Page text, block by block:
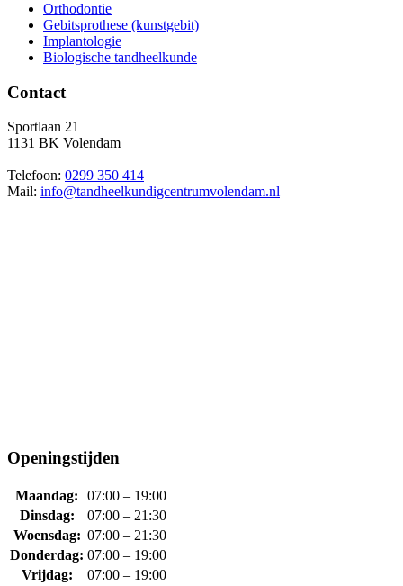
Orthodontie
Gebitsprothese (kunstgebit)
Implantologie
Biologische tandheelkunde
Contact
Sportlaan 21
1131 BK Volendam
Telefoon: 0299 350 414
Mail: info@tandheelkundigcentrumvolendam.nl
Openingstijden
Maandag:
07:00 – 19:00
Dinsdag:
07:00 – 21:30
Woensdag: 07:00 – 21:30
Donderdag: 07:00 – 19:00
Vrijdag:
07:00 – 19:00